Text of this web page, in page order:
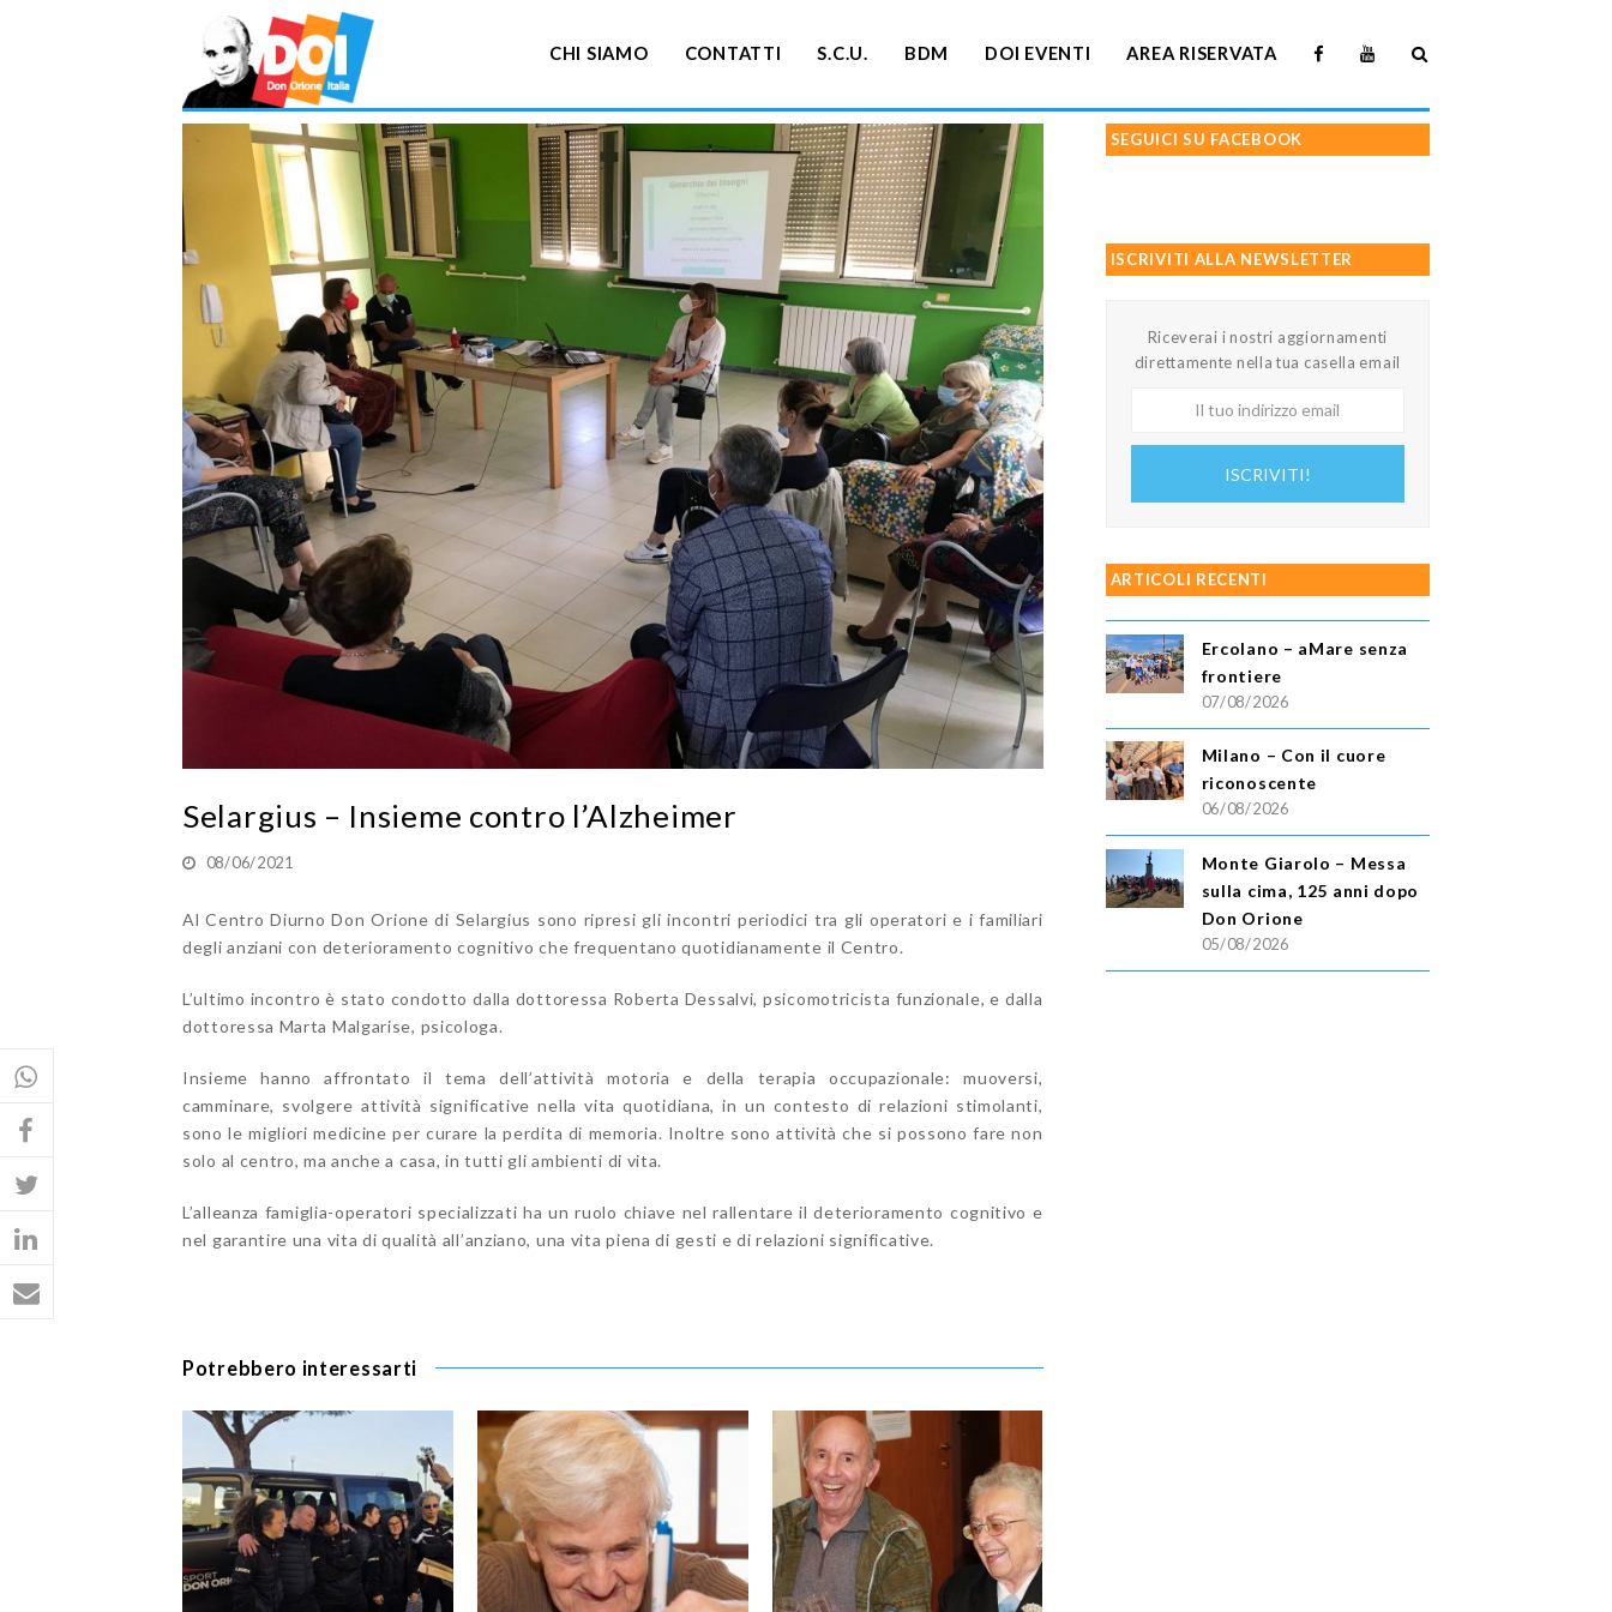
CHI SIAMO CONTATTI S.C.U. BDM DOI EVENTI AREA RISERVATA
Selargius – Insieme contro l’Alzheimer
08/06/2021
Al Centro Diurno Don Orione di Selargius sono ripresi gli incontri periodici tra gli operatori e i familiari
degli anziani con deterioramento cognitivo che frequentano quotidianamente il Centro.
L’ultimo incontro è stato condotto dalla dottoressa Roberta Dessalvi, psicomotricista funzionale, e dalla
dottoressa Marta Malgarise, psicologa.
Insieme hanno affrontato il tema dell’attività motoria e della terapia occupazionale: muoversi,
camminare, svolgere attività significative nella vita quotidiana, in un contesto di relazioni stimolanti,
sono le migliori medicine per curare la perdita di memoria. Inoltre sono attività che si possono fare non
solo al centro, ma anche a casa, in tutti gli ambienti di vita.
L’alleanza famiglia-operatori specializzati ha un ruolo chiave nel rallentare il deterioramento cognitivo e
nel garantire una vita di qualità all’anziano, una vita piena di gesti e di relazioni significative.
Potrebbero interessarti
SEGUICI SU FACEBOOK
ISCRIVITI ALLA NEWSLETTER
Riceverai i nostri aggiornamenti
direttamente nella tua casella email
ISCRIVITI!
ARTICOLI RECENTI
Ercolano – aMare senza
frontiere
07/08/2026
Milano – Con il cuore
riconoscente
06/08/2026
Monte Giarolo – Messa
sulla cima, 125 anni dopo
Don Orione
05/08/2026